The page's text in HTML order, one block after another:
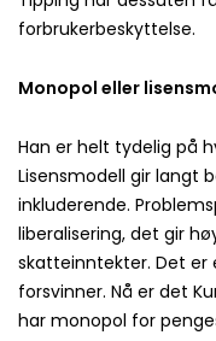
forbrukerbeskyttelse.
Monopol eller
Han er helt tydelig på
Lisensmodell gir langt
inkluderende.
liberalisering, det gir
skatteinntekter. Det
forsvinner. Nå er det
har monopol for